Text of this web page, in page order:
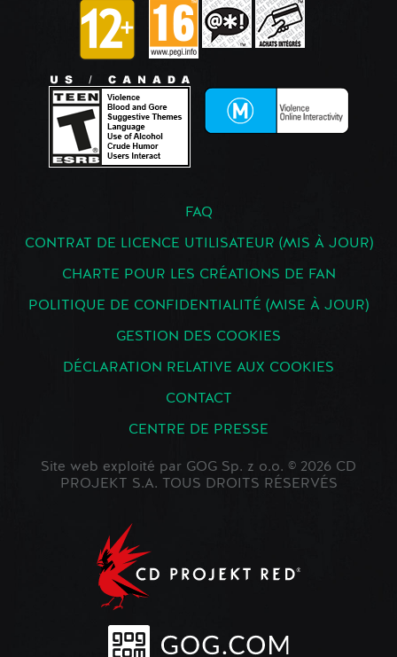
FAQ
CONTRAT DE LICENCE UTILISATEUR (MIS À JOUR)
CHARTE POUR LES CRÉATIONS DE FAN
POLITIQUE DE CONFIDENTIALITÉ (MISE À JOUR)
GESTION DES COOKIES
DÉCLARATION RELATIVE AUX COOKIES
CONTACT
CENTRE DE PRESSE
Site web exploité par GOG Sp. z o.o. © 2026 CD
PROJEKT S.A. TOUS DROITS RÉSERVÉS